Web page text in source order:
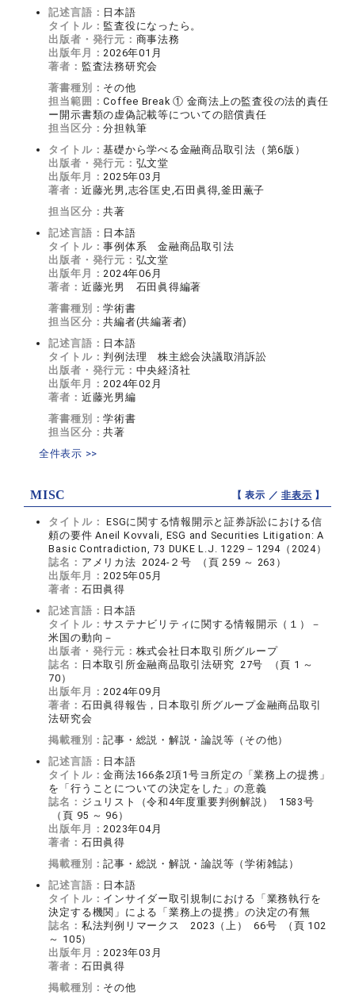
記述言語： 日本語
タイトル： 監査役になったら。
出版者・発行元： 商事法務
出版年月：2026年01月
著者： 監査法務研究会
著書種別： その他
担当範囲：Coffee Break ① 金商法上の監査役の法的責任
ー開示書類の虚偽記載等についての賠償責任
担当区分：分担執筆
タイトル：基礎から学べる金融商品取引法（第6版）
出版者・発行元： 弘文堂
出版年月：2025年03月
著者： 近藤光男,志谷匡史,石田眞得,釜田薫子
担当区分：共著
記述言語： 日本語
タイトル：事例体系 金融商品取引法
出版者・発行元： 弘文堂
出版年月：2024年06月
著者： 近藤光男 石田眞得編著
著書種別：学術書
担当区分：共編者(共編著者)
記述言語： 日本語
タイトル： 判例法理 株主総会決議取消訴訟
出版者・発行元： 中央経済社
出版年月：2024年02月
著者： 近藤光男編
著書種別：学術書
担当区分：共著
全件表示 >>
MISC 【 表示 ／非表示 】
タイトル： ESGに関する情報開示と証券訴訟における信
頼の要件 Aneil Kovvali, ESG and Securities Litigation: A
Basic Contradiction, 73 DUKE L.J. 1229－1294（2024）
誌名： アメリカ法 2024-２号 （頁 259 ～ 263）
出版年月：2025年05月
著者： 石田眞得
記述言語： 日本語
タイトル：サステナビリティに関する情報開示（１）－
米国の動向－
出版者・発行元： 株式会社日本取引所グループ
誌名： 日本取引所金融商品取引法研究 27号 （頁 1 ～
70）
出版年月：2024年09月
著者： 石田眞得報告，日本取引所グループ金融商品取引
法研究会
掲載種別：記事・総説・解説・論説等（その他）
記述言語： 日本語
タイトル：金商法166条2項1号ヨ所定の「業務上の提携」
を「行うことについての決定をした」の意義
誌名： ジュリスト（令和4年度重要判例解説） 1583号
（頁 95 ～ 96）
出版年月：2023年04月
著者： 石田眞得
掲載種別：記事・総説・解説・論説等（学術雑誌）
記述言語： 日本語
タイトル： インサイダー取引規制における「業務執行を
決定する機関」による「業務上の提携」の決定の有無
誌名： 私法判例リマークス 2023（上） 66号 （頁 102
～ 105）
出版年月：2023年03月
著者： 石田眞得
掲載種別： その他